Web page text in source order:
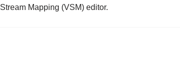
Stream Mapping (VSM) editor.